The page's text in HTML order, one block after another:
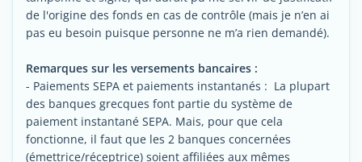
de l'origine des fonds en cas de contrôle (mais je n’en ai
pas eu besoin puisque personne ne m’a rien demandé).
Remarques sur les versements bancaires :
- Paiements SEPA et paiements instantanés : La plupart
des banques grecques font partie du système de
paiement instantané SEPA. Mais, pour que cela
fonctionne, il faut que les 2 banques concernées
(émettrice/réceptrice) soient affiliées aux mêmes